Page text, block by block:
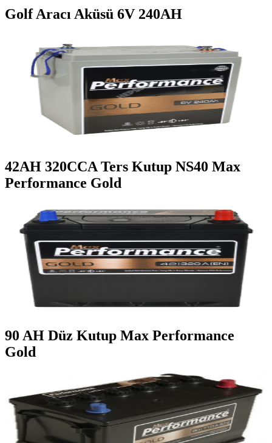
Golf Aracı Aküsü 6V 240AH
42AH 320CCA Ters Kutup NS40 Max
Performance Gold
90 AH Düz Kutup Max Performance
Gold